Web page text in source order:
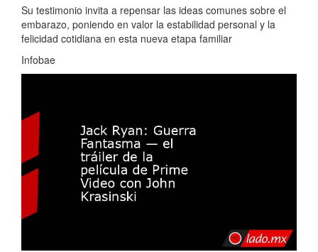
Su testimonio invita a repensar las ideas comunes sobre el
embarazo, poniendo en valor la estabilidad personal y la
felicidad cotidiana en esta nueva etapa familiar
Infobae